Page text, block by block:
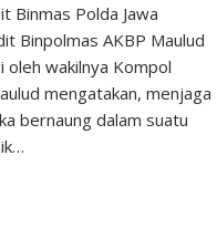
Binmas Polda Jawa
Binpolmas AKBP Maulud
oleh wakilnya Kompol
mengatakan, menjaga
bernaung dalam suatu